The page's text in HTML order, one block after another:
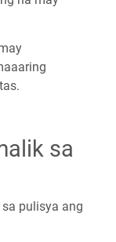
sa
pulisya ang